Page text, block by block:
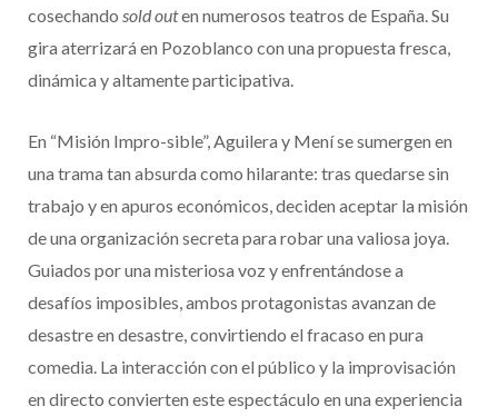
cosechando sold outen numerosos teatros de España. Su
gira aterrizará en Pozoblanco con una propuesta fresca,
dinámica y altamente participativa.
En “Misión Impro-sible”, Aguilera y Mení se sumergen en
una trama tan absurda como hilarante: tras quedarse sin
trabajo y en apuros económicos, deciden aceptar la misión
de una organización secreta para robar una valiosa joya.
Guiados por una misteriosa voz y enfrentándose a
desafíos imposibles, ambos protagonistas avanzan de
desastre en desastre, convirtiendo el fracaso en pura
comedia. La interacción con el público y la improvisación
en directo convierten este espectáculo en una experiencia